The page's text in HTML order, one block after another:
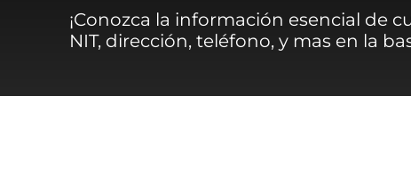
¡Conozca la información esencial de
NIT, dirección, teléfono, y mas en la